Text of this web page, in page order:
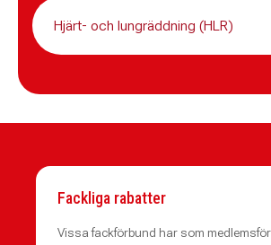
Hjärt- och lungräddning (HLR)
Fackliga rabatter
Vissa fackförbund har som